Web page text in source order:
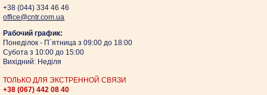
+38 (044)334 46 46
оffice@cntr.com.ua
Рабочий график:
Понеділок - П`ятница з 09:00 до 18:00
Субота з 10:00 до 15:00
Вихідний: Неділя
ТОЛЬКО ДЛЯ ЭКСТРЕННОЙ СВЯЗИ
+38 (067)442 08 40